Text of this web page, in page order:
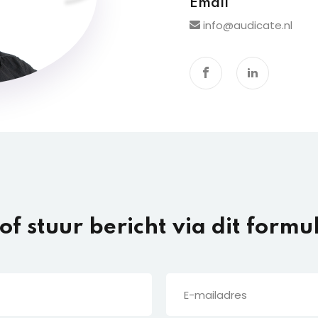
Email
info@audicate.nl
stuur bericht via dit